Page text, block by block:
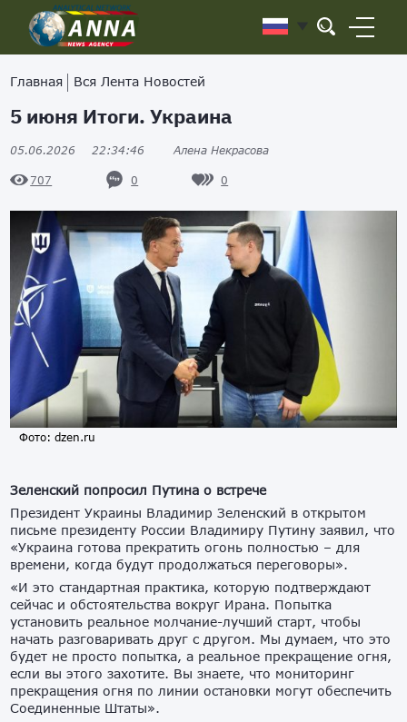
Главная Вся Лента Новостей
5 июня Итоги. Украина
05.06.2026 22:34:46 Алена Некрасова
707 0 0
Фото: dzen.ru
Зеленский попросил Путина о встрече
Президент Украины Владимир Зеленский в открытом
письме президенту России Владимиру Путину заявил, что
«Украина готова прекратить огонь полностью – для
времени, когда будут продолжаться переговоры».
«И это стандартная практика, которую подтверждают
сейчас и обстоятельства вокруг Ирана. Попытка
установить реальное молчание-лучший старт, чтобы
начать разговаривать друг с другом. Мы думаем, что это
будет не просто попытка, а реальное прекращение огня,
если вы этого захотите. Вы знаете, что мониторинг
прекращения огня по линии остановки могут обеспечить
Соединенные Штаты».